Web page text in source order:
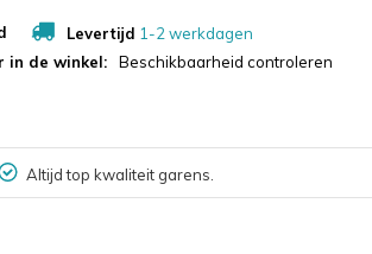
Levertijd 1-2 werkdagen
in de winkel:
Beschikbaarheid controleren
Altijd top kwaliteit garens.